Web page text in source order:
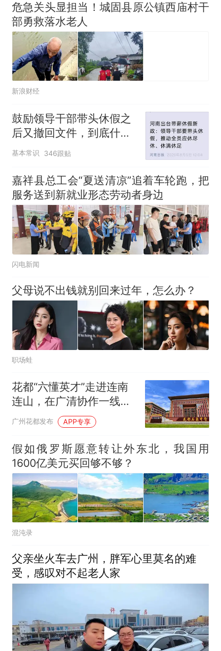
危急关头显担当！城固县原公镇西庙村干
部勇救落水老人
新浪财经
鼓励领导干部带头休假之
后又撤回文件，到底什么
意思嘛？
基本常识 346跟贴
嘉祥县总工会“夏送清凉”追着车轮跑，把
服务送到新就业形态劳动者身边
闪电新闻
父母说不出钱就别回来过年，怎么办？
职场蛙
花都“六懂英才”走进连南
连山，在广清协作一线砺
才实践
广州花都发布 APP专享
假如俄罗斯愿意转让外东北，我国用
1600亿美元买回够不够？
混沌录
父亲坐火车去广州，胖军心里莫名的难
受，感叹对不起老人家